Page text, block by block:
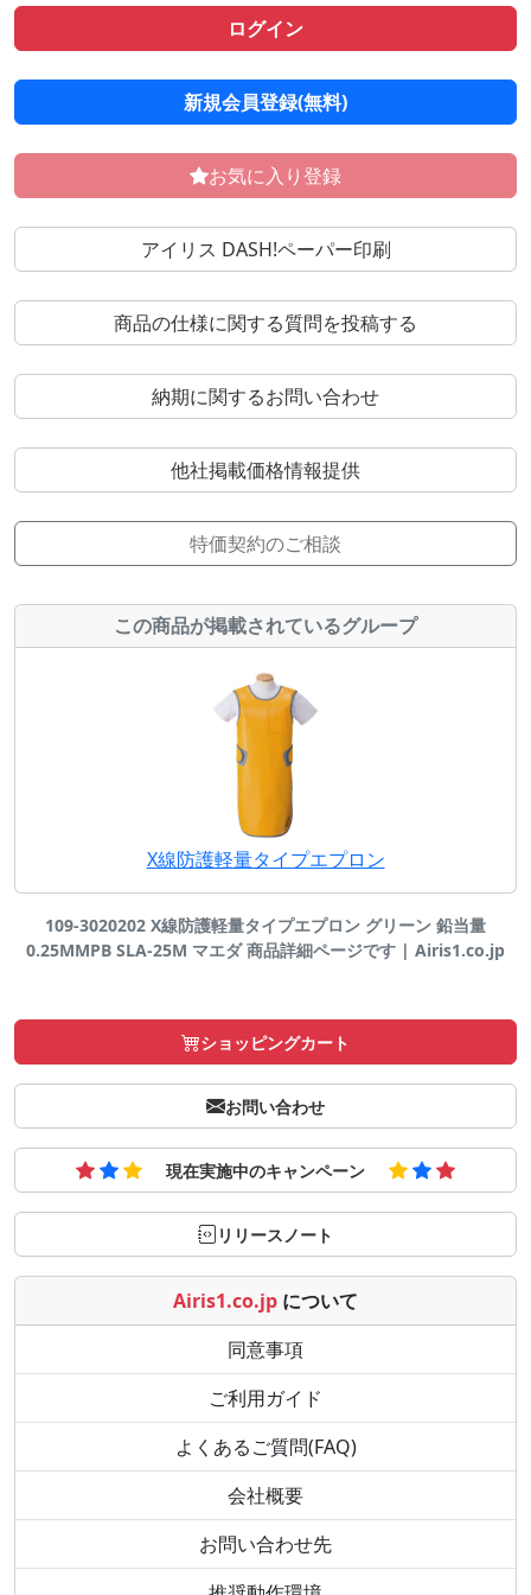
ログイン
新規会員登録(無料)
お気に入り登録
アイリス DASH!ペーパー印刷
商品の仕様に関する質問を投稿する
納期に関するお問い合わせ
他社掲載価格情報提供
特価契約のご相談
この商品が掲載されているグループ
X線防護軽量タイプエプロン
109-3020202 X線防護軽量タイプエプロン グリーン 鉛当量
0.25MMPB SLA-25M マエダ 商品詳細ページです | Airis1.co.jp
ショッピングカート
お問い合わせ
現在実施中のキャンペーン
リリースノート
Airis1.co.jp について
同意事項
ご利用ガイド
よくあるご質問(FAQ)
会社概要
お問い合わせ先